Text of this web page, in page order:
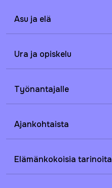
Asu ja elä
Ura ja opiskelu
Työnantajalle
Ajankohtaista
Elämänkokoisia tarinoita